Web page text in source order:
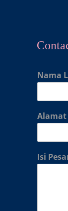
Nama
Alamat
Isi